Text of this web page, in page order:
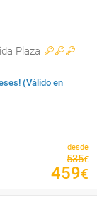
Plaza
(Válido en
desde
535€
459€